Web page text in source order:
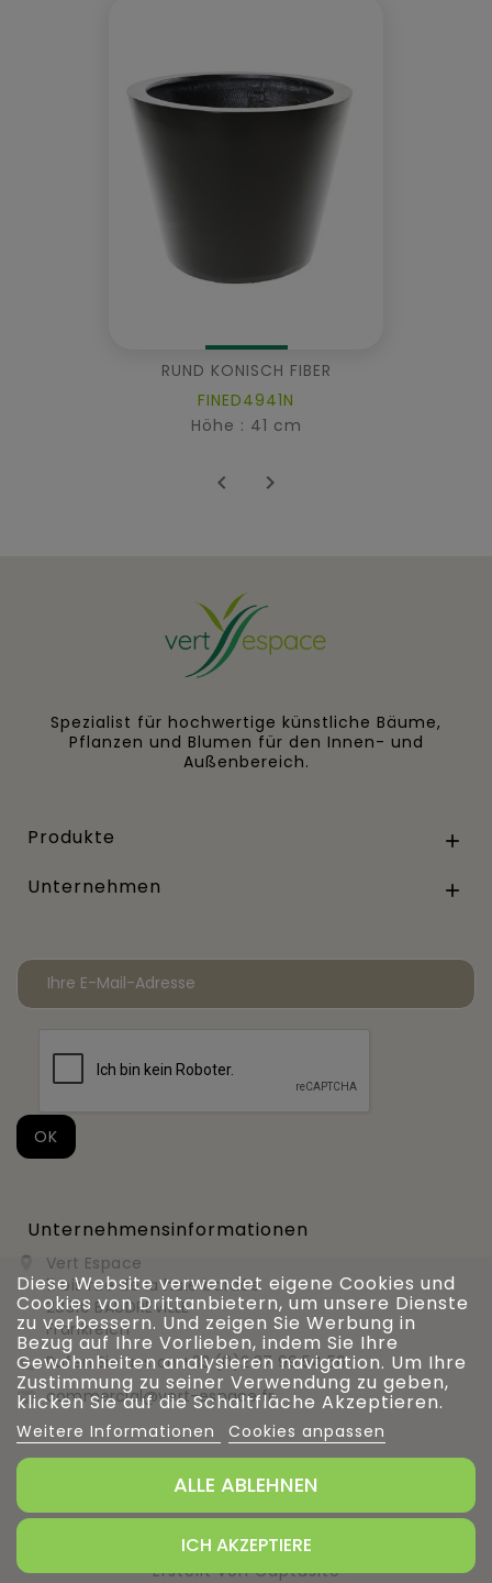
RUND KONISCH FIBER
FINED4941N
Höhe : 41 cm
 
Spezialist für hochwertige künstliche Bäume,
Pflanzen und Blumen für den Innen- und
Außenbereich.
Produkte 
Unternehmen 
Unternehmensinformationen

Vert Espace
11 bis rue de la haie bardée
28310 BAUDREVILLE
Frankreich
 Rufen Sie uns an +33 (0)2 37 99 54 56
 commercial@vert-espace.fr
Diese Website verwendet eigene Cookies und
Cookies von Drittanbietern, um unsere Dienste
zu verbessern. Und zeigen Sie Werbung in
Bezug auf Ihre Vorlieben, indem Sie Ihre
Gewohnheiten analysieren navigation. Um Ihre
Zustimmung zu seiner Verwendung zu geben,
klicken Sie auf die Schaltfläche Akzeptieren.
Weitere Informationen Cookies anpassen
ALLE ABLEHNEN
ICH AKZEPTIERE
Erstellt von Captusite